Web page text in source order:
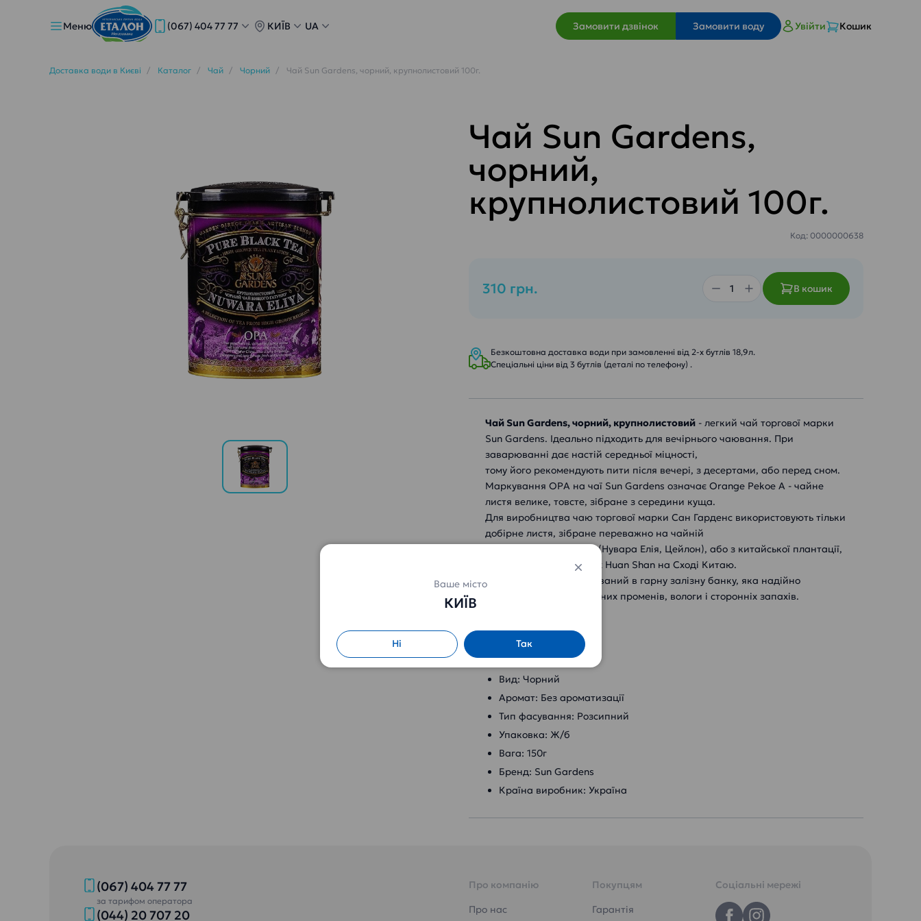
Меню (067) 404 77 77 КИЇВ UA Замовити дзвінок Замовити воду Увійти Кошик
Доставка води в Києві Каталог Чай Чорний Чай Sun Gardens, чорний, крупнолистовий 100г.
Чай Sun Gardens,
чорний,
крупнолистовий 100г.
Код: 0000000638
310 грн. В кошик
Безкоштовна доставка води при замовленні від 2-х бутлів 18,9л.
Спеціальні ціни від 3 бутлів (деталі по телефону) .
Чай Sun Gardens, чорний, крупнолистовий - легкий чай торгової марки
Sun Gardens. Ідеально підходить для вечірнього чаювання. При
заварюванні дає настій середньої міцності,
тому його рекомендують пити після вечері, з десертами, або перед сном.
Маркування ОРА на чаї Sun Gardens означає Orange Pekoe A - чайне
листя велике, товсте, зібране з середини куща.
Для виробництва чаю торгової марки Сан Гарденс використовують тільки
добірне листя, зібране переважно на чайній
плантації Nuwara Eliya (Нувара Елія, Цейлон), або з китайської плантації,
яка знаходиться в горах Huan Shan на Сході Китаю.
Чай Сан Гарденс упакований в гарну залізну банку, яка надійно
захистить чай від сонячних променів, вологи і сторонніх запахів.
Характеристики:
Тип: Чай
Вид: Чорний
Аромат: Без ароматизації
Тип фасування: Розсипний
Упаковка: Ж/б
Вага: 150г
Бренд: Sun Gardens
Країна виробник: Україна
(067) 404 77 77
за тарифом оператора
(044) 20 707 20
Про компанію
Про нас
Покупцям
Гарантія
Соціальні мережі
Ваше місто
КИЇВ
Ні Так